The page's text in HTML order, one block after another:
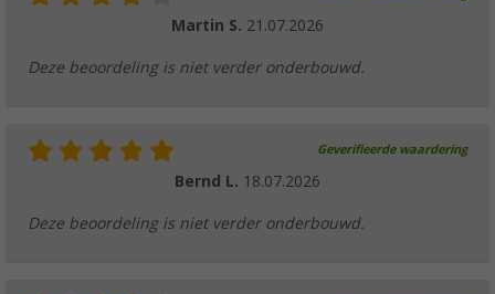
Martin S. 21.07.2026
Deze beoordeling is niet verder onderbouwd.
Geverifieerde waardering
Bernd L. 18.07.2026
Deze beoordeling is niet verder onderbouwd.